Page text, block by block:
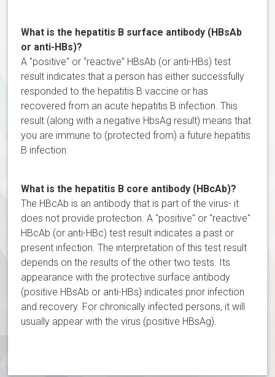
What is the hepatitis B surface antibody (HBsAb
or anti-HBs)?
A "positive" or “reactive” HBsAb (or anti-HBs) test
result indicates that a person has either successfully
responded to the hepatitis B vaccine or has
recovered from an acute hepatitis B infection. This
result (along with a negative HbsAg result) means that
you are immune to (protected from) a future hepatitis
B infection.
What is the hepatitis B core antibody (HBcAb)?
The HBcAb is an antibody that is part of the virus- it
does not provide protection. A "positive" or "reactive"
HBcAb (or anti-HBc) test result indicates a past or
present infection. The interpretation of this test result
depends on the results of the other two tests. Its
appearance with the protective surface antibody
(positive HBsAb or anti-HBs) indicates prior infection
and recovery. For chronically infected persons, it will
usually appear with the virus (positive HBsAg).